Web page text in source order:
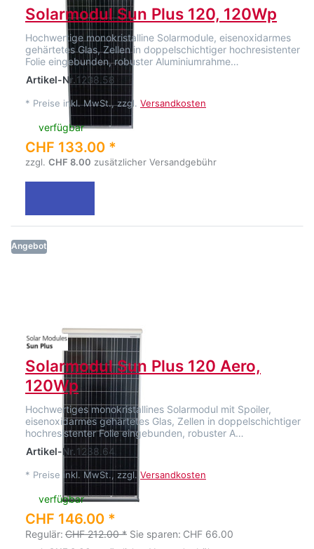
Solarmodul Sun Plus 120, 120Wp
Hochwertige monokristalline Solarmodule, eisenoxidarmes
gehärtetes Glas, Zellen in doppelschichtiger hochresistenter
Folie eingebunden, robuster Aluminiumrahme…
Artikel-Nr.1238.58
* Preise inkl. MwSt., zzgl. Versandkosten
verfügbar
CHF 133.00 *
zzgl. CHF 8.00 zusätzlicher Versandgebühr
Angebot
Solarmodul Sun Plus 120 Aero,
120Wp
Hochwertiges monokristallines Solarmodul mit Spoiler,
eisenoxidarmes gehärtetes Glas, Zellen in doppelschichtiger
hochresistenter Folie eingebunden, robuster A…
Artikel-Nr.1238.64
* Preise inkl. MwSt., zzgl. Versandkosten
verfügbar
CHF 146.00 *
Regulär: CHF 212.00 * Sie sparen: CHF 66.00